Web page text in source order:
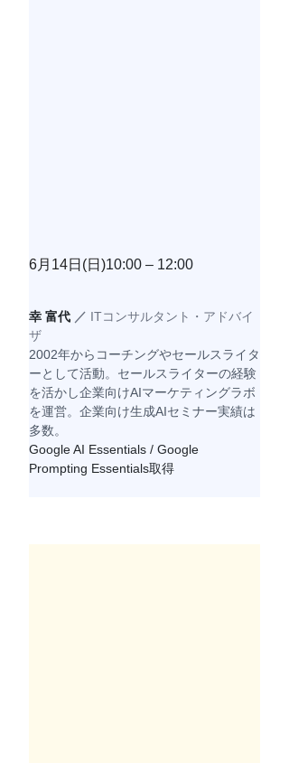
6月14日(日)10:00 – 12:00
幸 富代 ／ ITコンサルタント・アドバイ
ザ
2002年からコーチングやセールスライタ
ーとして活動。セールスライターの経験
を活かし企業向けAIマーケティングラボ
を運営。企業向け生成AIセミナー実績は
多数。
Google AI Essentials / Google
Prompting Essentials取得